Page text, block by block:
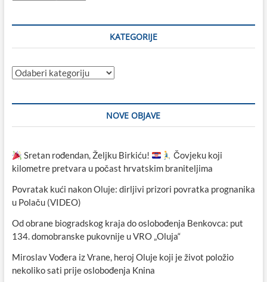
KATEGORIJE
Kategorije
NOVE OBJAVE
Sretan rođendan, Željku Birkiću!
Čovjeku koji
kilometre pretvara u počast hrvatskim braniteljima
Povratak kući nakon Oluje: dirljivi prizori povratka prognanika
u Polaču (VIDEO)
Od obrane biogradskog kraja do oslobođenja Benkovca: put
134. domobranske pukovnije u VRO „Oluja“
Miroslav Vođera iz Vrane, heroj Oluje koji je život položio
nekoliko sati prije oslobođenja Knina